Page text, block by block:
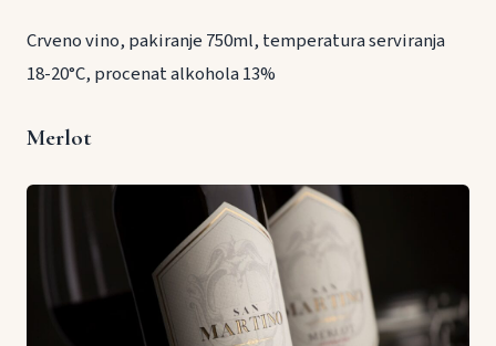
Crveno vino, pakiranje 750ml, temperatura serviranja
18-20°C, procenat alkohola 13%
Merlot